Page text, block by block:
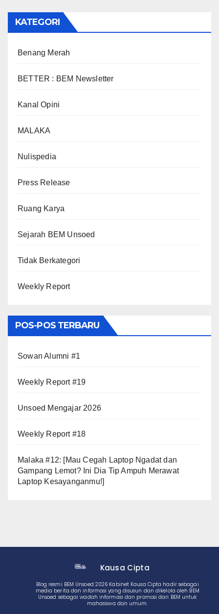
KATEGORI
Benang Merah
BETTER : BEM Newsletter
Kanal Opini
MALAKA
Nulispedia
Press Release
Ruang Karya
Sejarah BEM Unsoed
Tidak Berkategori
Weekly Report
POS-POS TERBARU
Sowan Alumni #1
Weekly Report #19
Unsoed Mengajar 2026
Weekly Report #18
Malaka #12: [Mau Cegah Laptop Ngadat dan
Gampang Lemot? Ini Dia Tip Ampuh Merawat
Laptop Kesayanganmu!]
Kausa Cipta
Blog resmi BEM Unsoed 2026 Kabinet Kausa Cipta hadir sebagai
media berita dan informasi yang disusun dan dikelola oleh BEM
Unsoed sebagai wadah informasi dan promosi dari BEM untuk
mahasiswa dan umum.